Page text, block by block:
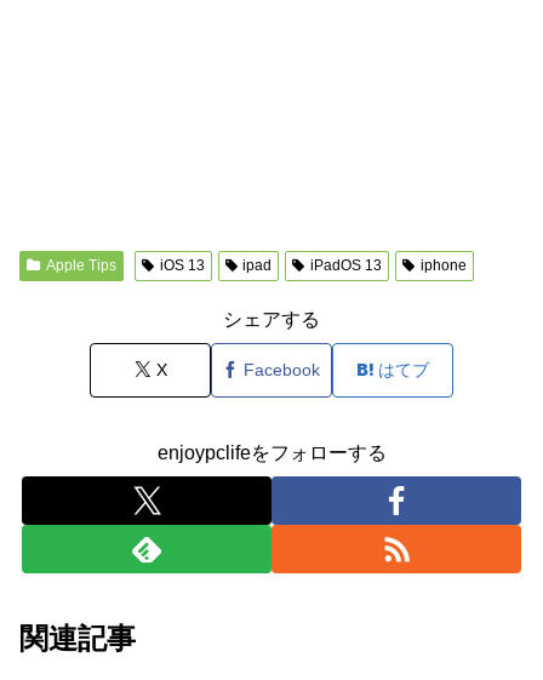
Apple Tips iOS 13 ipad iPadOS 13 iphone
シェアする
X Facebook はてブ
enjoypclifeをフォローする
関連記事